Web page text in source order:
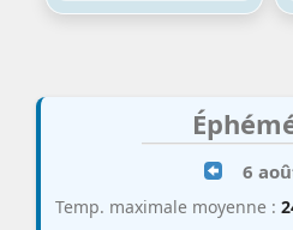
6
Temp. maximale moyenne :